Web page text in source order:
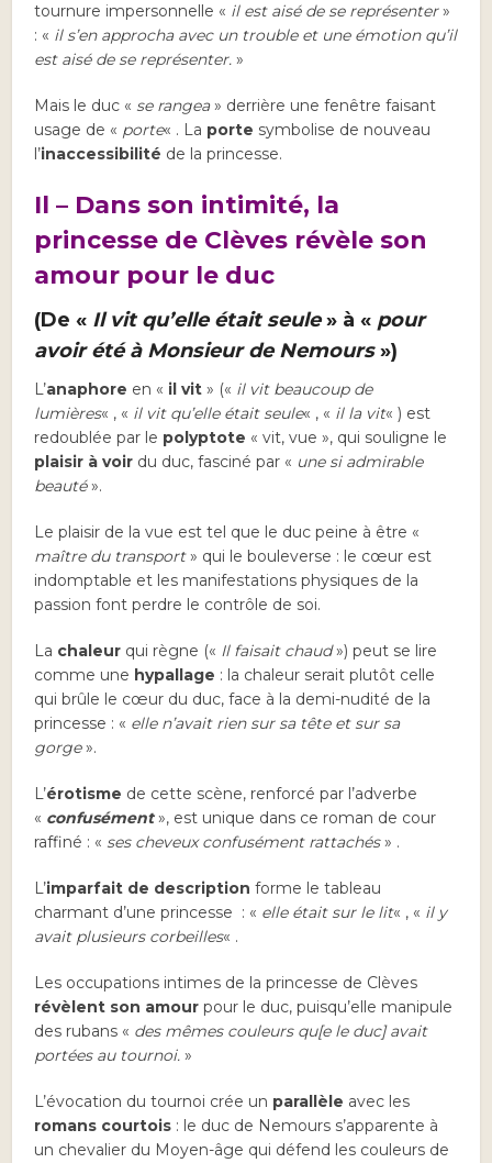
tournure impersonnelle « il est aisé de se représenter»
: « il s’en approcha avec un trouble et une émotion qu’il
est aisé de se représenter.»
Mais le duc « se rangea» derrière une fenêtre faisant
usage de « porte« . La porte symbolise de nouveau
l’inaccessibilité de la princesse.
Il – Dans son intimité, la
princesse de Clèves révèle son
amour pour le duc
(De « Il vit qu’elle était seule» à « pour
avoir été à Monsieur de Nemours»)
L’anaphore en « il vit» (« il vit beaucoup de
lumières« , « il vit qu’elle était seule« , « il la vit« ) est
redoublée par le polyptote « vit, vue », qui souligne le
plaisir à voir du duc, fasciné par « une si admirable
beauté».
Le plaisir de la vue est tel que le duc peine à être «
maître du transport» qui le bouleverse : le cœur est
indomptable et les manifestations physiques de la
passion font perdre le contrôle de soi.
La chaleur qui règne (« Il faisait chaud») peut se lire
comme une hypallage : la chaleur serait plutôt celle
qui brûle le cœur du duc, face à la demi-nudité de la
princesse : « elle n’avait rien sur sa tête et sur sa
gorge».
L’érotisme de cette scène, renforcé par l’adverbe
« confusément», est unique dans ce roman de cour
raffiné : « ses cheveux confusément rattachés» .
L’imparfait de description forme le tableau
charmant d’une princesse : « elle était sur le lit« , « il y
avait plusieurs corbeilles« .
Les occupations intimes de la princesse de Clèves
révèlent son amour pour le duc, puisqu’elle manipule
des rubans « des mêmes couleurs qu[e le duc] avait
portées au tournoi.»
L’évocation du tournoi crée un parallèle avec les
romans courtois : le duc de Nemours s’apparente à
un chevalier du Moyen-âge qui défend les couleurs de